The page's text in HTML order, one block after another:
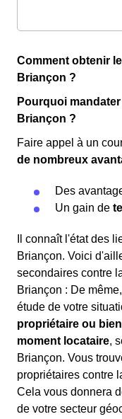
Comment obtenir
Briançon ?
Pourquoi
Briançon ?
Faire appel à un
de nombreux
Des
Un gain de
Il connaît l'état des
Briançon. Voici
secondaires contre
Briançon : De
étude de votre
propriétaire ou
moment locataire,
Briançon. Vous
propriétaires contre
Cela vous donnera
de votre secteur